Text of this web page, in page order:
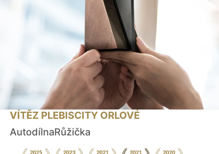
VÍTĚZ PLEBISCITY ORLOVÉ
AutodílnaRůžička